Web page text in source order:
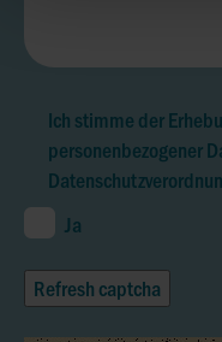
Ich stimme der
personenbezogener
Ja
Refresh captcha